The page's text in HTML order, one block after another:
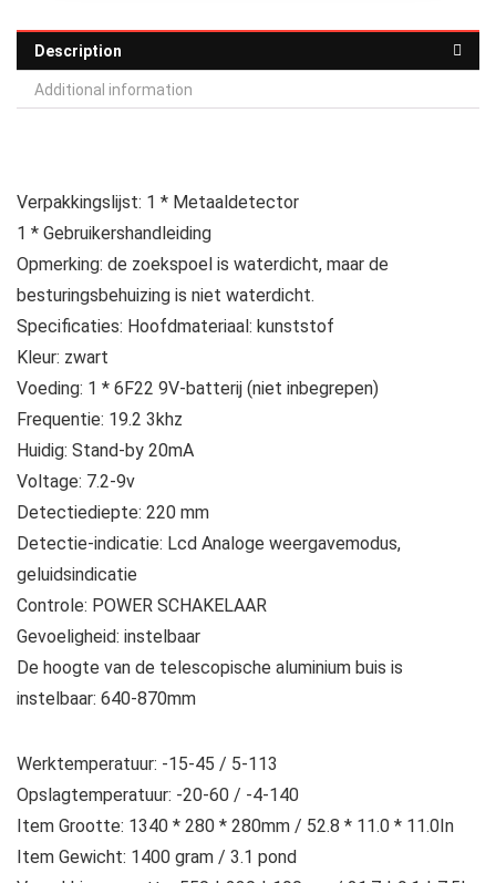
Description
Additional information
Verpakkingslijst: 1 * Metaaldetector
1 * Gebruikershandleiding
Opmerking: de zoekspoel is waterdicht, maar de
besturingsbehuizing is niet waterdicht.
Specificaties: Hoofdmateriaal: kunststof
Kleur: zwart
Voeding: 1 * 6F22 9V-batterij (niet inbegrepen)
Frequentie: 19.2 3khz
Huidig: Stand-by 20mA
Voltage: 7.2-9v
Detectiediepte: 220 mm
Detectie-indicatie: Lcd Analoge weergavemodus,
geluidsindicatie
Controle: POWER SCHAKELAAR
Gevoeligheid: instelbaar
De hoogte van de telescopische aluminium buis is
instelbaar: 640-870mm
Werktemperatuur: -15-45 / 5-113
Opslagtemperatuur: -20-60 / -4-140
Item Grootte: 1340 * 280 * 280mm / 52.8 * 11.0 * 11.0In
Item Gewicht: 1400 gram / 3.1 pond